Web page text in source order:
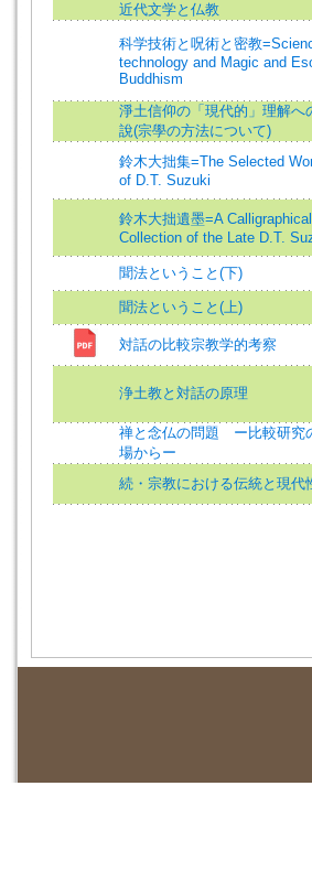
近代文学と仏教
科学技術と呪術と密教
technology and Magic and
Buddhism
淨土信仰の「現代的」理解へ
說(宗學の方法について)
鈴木大拙集=The Selected
of D.T. Suzuki
鈴木大拙遺墨=A Calligraphical
Collection of the Late D.T.
聞法ということ(下)
聞法ということ(上)
対話の比較宗教学的考察
浄土教と対話の原理
禅と念仏の問題 ー比較研究
場からー
続・宗教における伝統と現代